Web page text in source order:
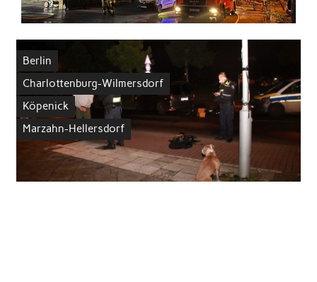
Berlin
Charlottenburg-Wilmersdorf
Köpenick
Marzahn-Hellersdorf